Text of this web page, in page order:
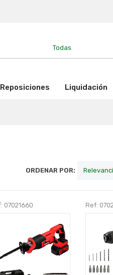
Reposiciones Liquidación
ORDENAR POR:
07021660 Ref: